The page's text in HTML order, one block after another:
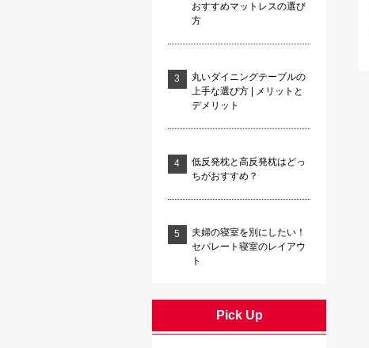
おすすめマットレスの選び
方
丸いダイニングテーブルの
上手な選び方 | メリットと
デメリット
低反発枕と高反発枕はどっ
ちがおすすめ？
夫婦の寝室を別にしたい！
セパレート寝室のレイアウ
ト
Pick Up